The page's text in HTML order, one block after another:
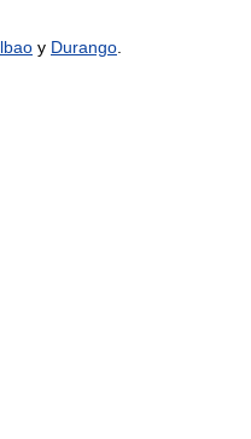
y Durango